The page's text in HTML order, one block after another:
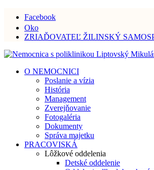
Facebook
Oko
ZRIAĎOVATEĽ ŽILINSKÝ
O NEMOCNICI
Poslanie a vízia
História
Management
Zverejňovanie
Fotogaléria
Dokumenty
Správa majetku
PRACOVISKÁ
Lôžkové oddelenia
Detské oddelenie